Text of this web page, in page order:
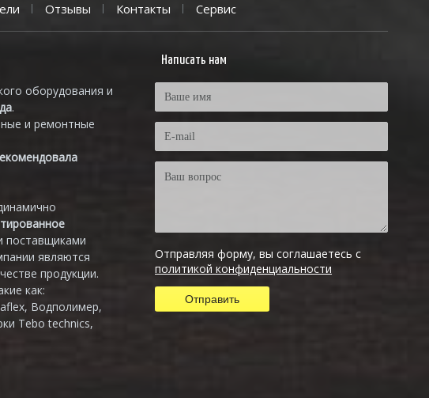
Отзывы Контакты Сервис
оборудования и
.
и ремонтные
поставщиками
являются
продукции.
как:
Водполимер,
Tebo technics,
Написать нам
Отправляя форму, вы соглашаетесь с
политикой конфиденциальности